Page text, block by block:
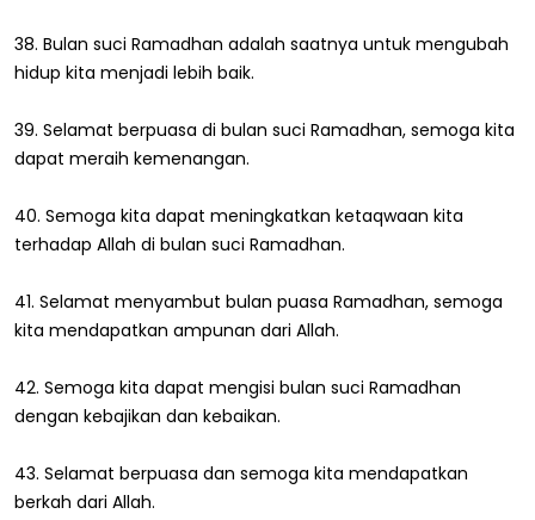
38. Bulan suci Ramadhan adalah saatnya untuk mengubah
hidup kita menjadi lebih baik.
39. Selamat berpuasa di bulan suci Ramadhan, semoga kita
dapat meraih kemenangan.
40. Semoga kita dapat meningkatkan ketaqwaan kita
terhadap Allah di bulan suci Ramadhan.
41. Selamat menyambut bulan puasa Ramadhan, semoga
kita mendapatkan ampunan dari Allah.
42. Semoga kita dapat mengisi bulan suci Ramadhan
dengan kebajikan dan kebaikan.
43. Selamat berpuasa dan semoga kita mendapatkan
berkah dari Allah.